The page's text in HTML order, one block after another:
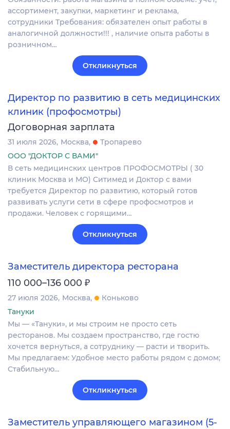
ассортимент, закупки, маркетинг и реклама,
сотрудники Требования: обязателен опыт работы в
аналогичной должности!!! , наличие опыта работы в
розничном…
Откликнуться
Директор по развитию в сеть медицинских
клиник (профосмотры)
Договорная зарплата
31 июля 2026 Москва
Тропарево
ООО "ДОКТОР С ВАМИ"
В сеть медицинских центров ПРОФОСМОТРЫ ( 30
клиник Москва и МО) Ситимед и Доктор с вами
требуется Директор по развитию, который готов
развивать услуги сети в сфере профосмотров и
продажи. Человек с горящими…
Откликнуться
Заместитель директора ресторана
110 000–136 000 ₽
27 июля 2026 Москва
Коньково
Тануки
Мы — «Тануки», и мы строим не просто сеть
ресторанов. Мы создаем пространство, где гостю
хочется вернуться, а сотруднику — расти и творить.
Мы предлагаем: Удобное место работы рядом с домом;
Стабильную…
Откликнуться
Заместитель управляющего магазином (5-